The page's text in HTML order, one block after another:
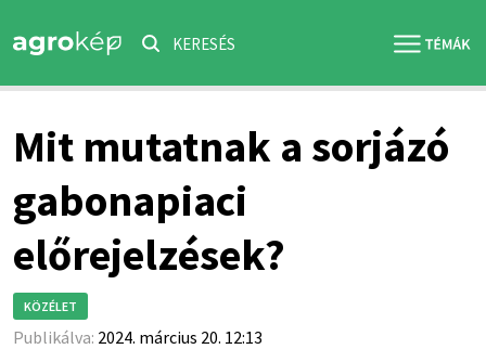
KERESÉS
Mit mutatnak a sorjázó
gabonapiaci
előrejelzések?
KÖZÉLET
Publikálva: 2024. március 20. 12:13